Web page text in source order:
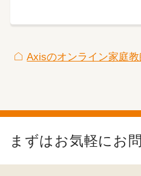
授業内で「わ
勉
周囲に宣言を
Axisのオンライン家庭
まずはお気軽にお